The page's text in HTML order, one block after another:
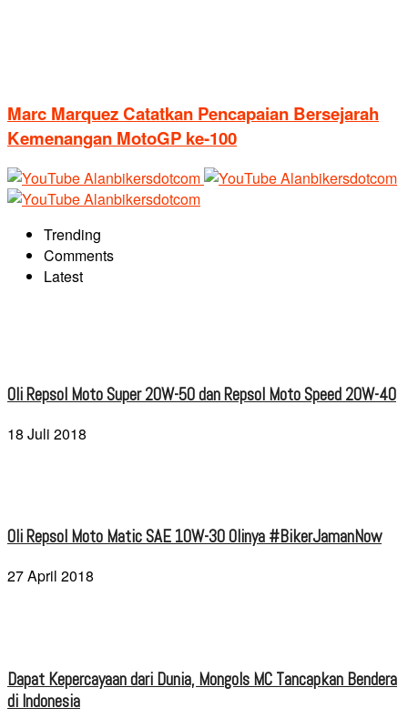
Marc Marquez Catatkan Pencapaian Bersejarah
Kemenangan MotoGP ke-100
Trending
Comments
Latest
Oli Repsol Moto Super 20W-50 dan Repsol Moto Speed 20W-40
18 Juli 2018
Oli Repsol Moto Matic SAE 10W-30 Olinya #BikerJamanNow
27 April 2018
Dapat Kepercayaan dari Dunia, Mongols MC Tancapkan Bendera
di Indonesia